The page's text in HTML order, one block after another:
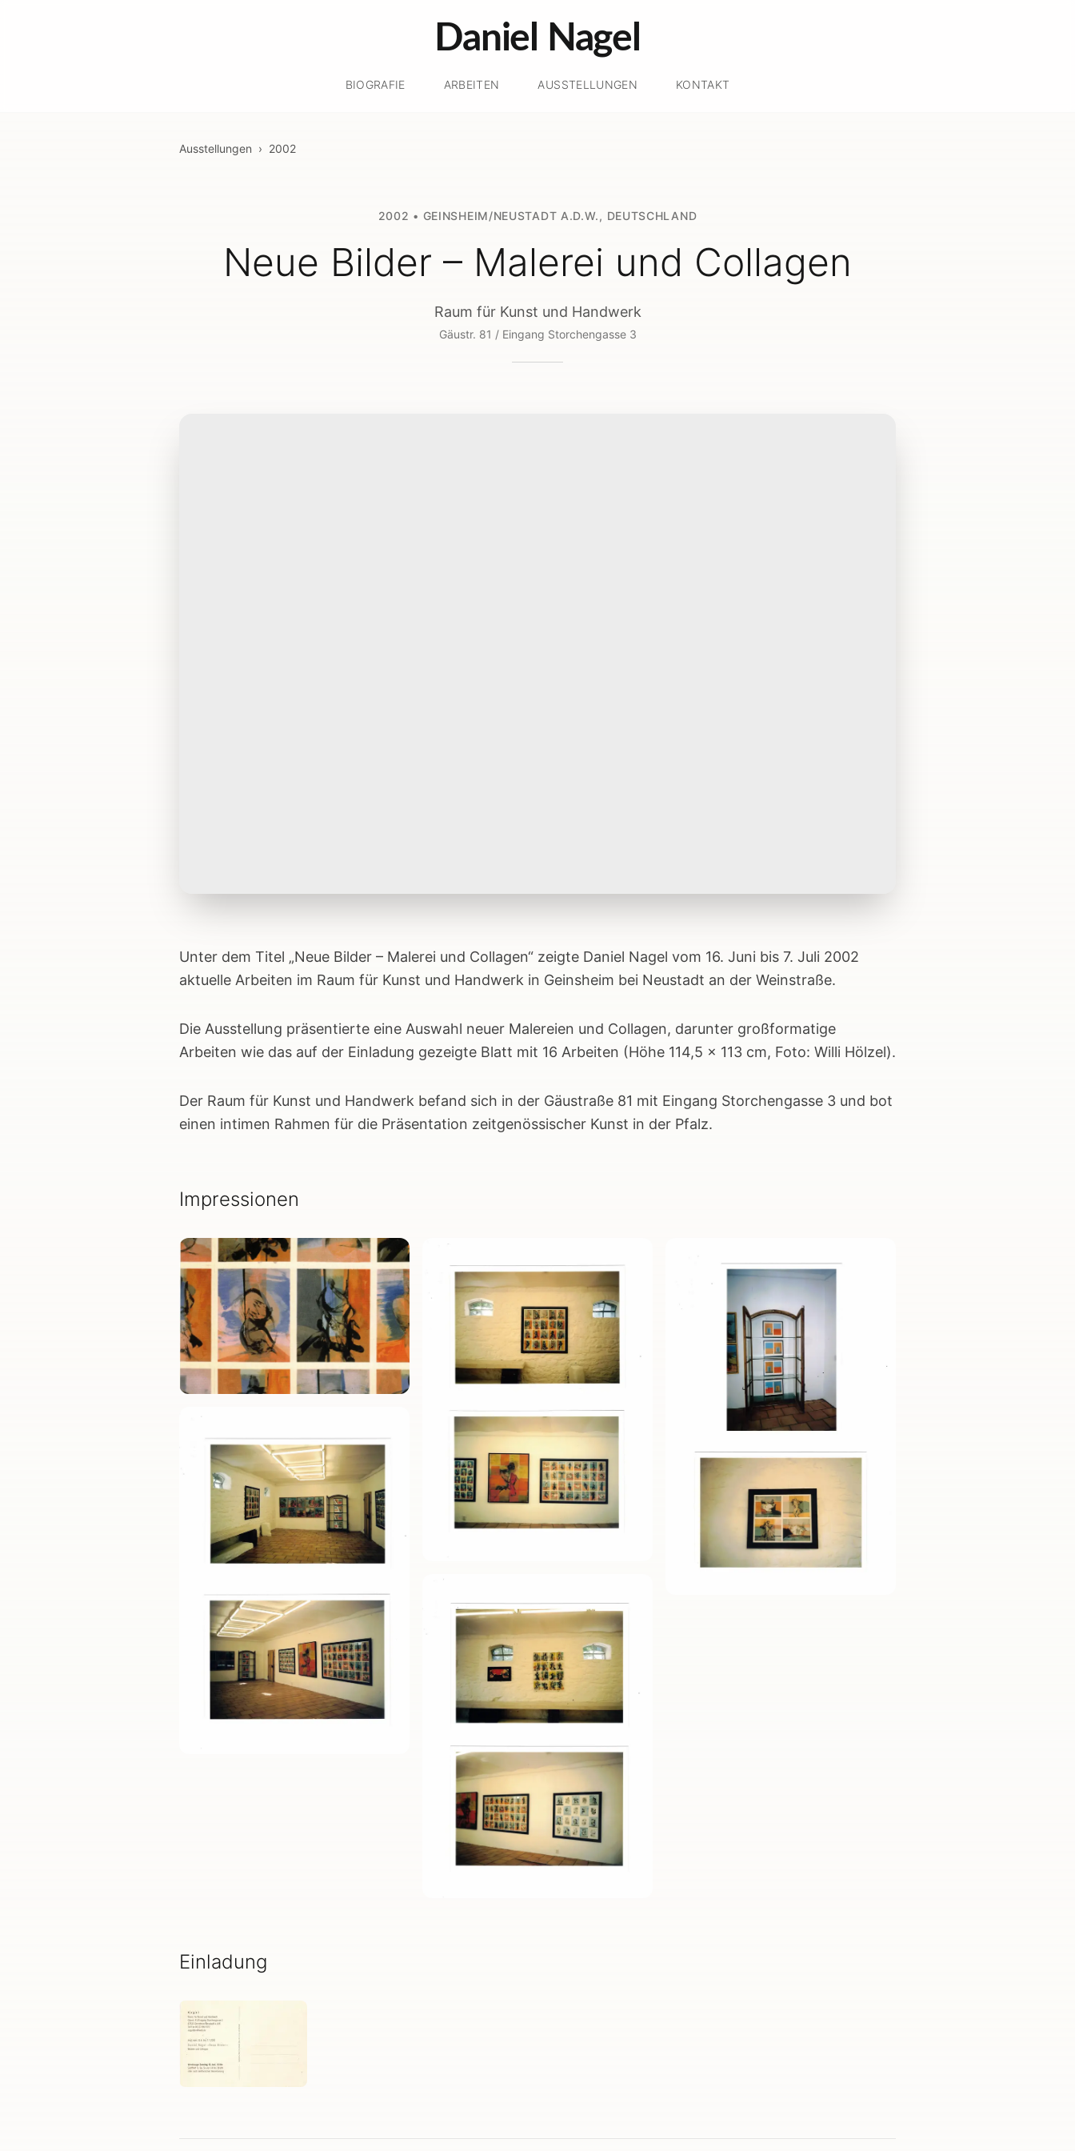
Daniel Nagel
BIOGRAFIE ARBEITEN AUSSTELLUNGEN KONTAKT
Ausstellungen › 2002
2002 • GEINSHEIM/NEUSTADT A.D.W., DEUTSCHLAND
Neue Bilder – Malerei und Collagen
Raum für Kunst und Handwerk
Gäustr. 81 / Eingang Storchengasse 3
Unter dem Titel „Neue Bilder – Malerei und Collagen“ zeigte Daniel Nagel vom 16. Juni bis 7. Juli 2002
aktuelle Arbeiten im Raum für Kunst und Handwerk in Geinsheim bei Neustadt an der Weinstraße.
Die Ausstellung präsentierte eine Auswahl neuer Malereien und Collagen, darunter großformatige
Arbeiten wie das auf der Einladung gezeigte Blatt mit 16 Arbeiten (Höhe 114,5 × 113 cm, Foto: Willi Hölzel).
Der Raum für Kunst und Handwerk befand sich in der Gäustraße 81 mit Eingang Storchengasse 3 und bot
einen intimen Rahmen für die Präsentation zeitgenössischer Kunst in der Pfalz.
Impressionen
Einladung